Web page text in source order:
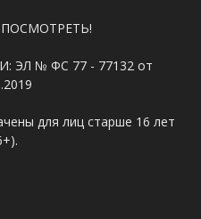
ЭЛ № ФС 77 - 77132 от
для лиц старше 16 лет